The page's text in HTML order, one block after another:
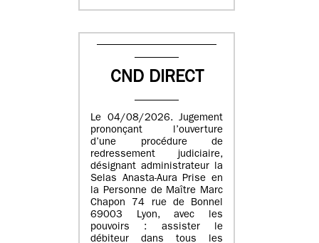
CND DIRECT
Le 04/08/2026. Jugement
prononçant l’ouverture
d’une procédure de
redressement judiciaire,
désignant administrateur la
Selas Anasta-Aura Prise en
la Personne de Maître Marc
Chapon 74 rue de Bonnel
69003 Lyon, avec les
pouvoirs : assister le
débiteur dans tous les